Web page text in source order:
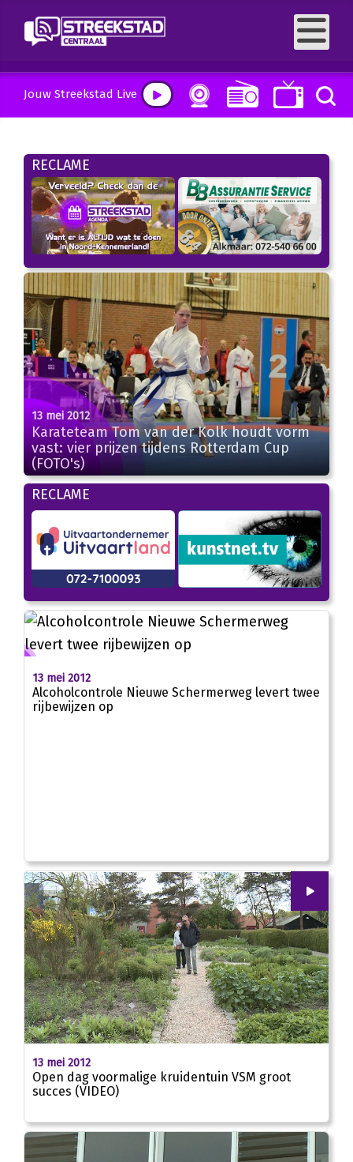
Jouw Streekstad Live
RECLAME
13 mei 2012
Karateteam Tom van der Kolk houdt vorm
vast: vier prijzen tijdens Rotterdam Cup
(FOTO's)
RECLAME
13 mei 2012
Alcoholcontrole Nieuwe Schermerweg levert twee
rijbewijzen op
00:00
13 mei 2012
Open dag voormalige kruidentuin VSM groot
succes (VIDEO)